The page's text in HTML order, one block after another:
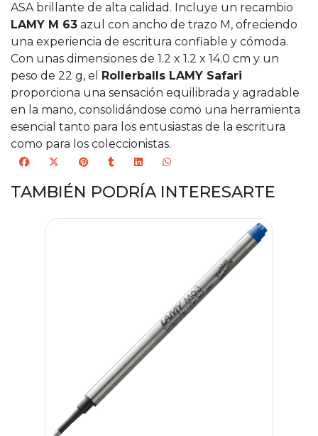
ASA brillante de alta calidad. Incluye un recambio
LAMY M 63 azul con ancho de trazo M, ofreciendo
una experiencia de escritura confiable y cómoda.
Con unas dimensiones de 1.2 x 1.2 x 14.0 cm y un
peso de 22 g, el
Rollerballs LAMY Safari
proporciona una sensación equilibrada y agradable
en la mano, consolidándose como una herramienta
esencial tanto para los entusiastas de la escritura
como para los coleccionistas.
TAMBIÉN PODRÍA INTERESARTE